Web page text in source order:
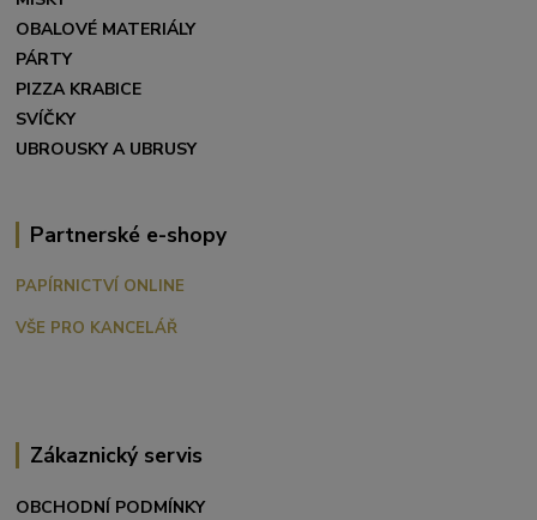
OBALOVÉ MATERIÁLY
PÁRTY
PIZZA KRABICE
SVÍČKY
UBROUSKY A UBRUSY
Partnerské e-shopy
PAPÍRNICTVÍ ONLINE
VŠE PRO KANCELÁŘ
Zákaznický servis
OBCHODNÍ PODMÍNKY